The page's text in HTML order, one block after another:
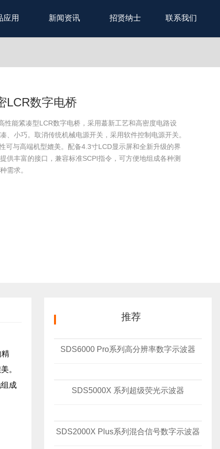
应用 新闻资讯 招贤纳士 联系我们
LCR数字电桥
性能紧凑型LCR数字电桥，采用蕞新工艺和高密度电路设
、小巧。取消传统机械电源开关，采用软件控制电源开关。
可与高端机型媲美。配备4.3寸LCD显示屏和全新升级的界
供丰富的接口，兼容标准SCPI指令，可方便地组成各种测
需求。
精
。
成
推荐
SDS6000 Pro系列高分辨率数字示波器
SDS5000X 系列超级荧光示波器
SDS2000X Plus系列混合信号数字示波器